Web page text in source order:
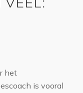
het
is vooral